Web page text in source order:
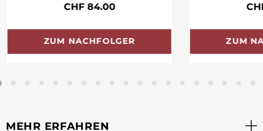
CHF 84.00
ZUM NACHFOLGER ZUM
MEHR ERFAHREN